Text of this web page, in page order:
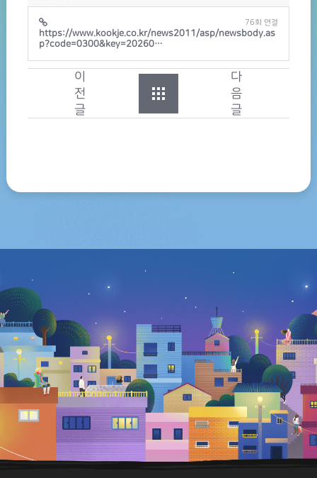
https://www.kookje.co.kr/news2011/asp/newsbody.as
p?code=0300&key=20260…
76회 연결
이
전
글
다
음
글